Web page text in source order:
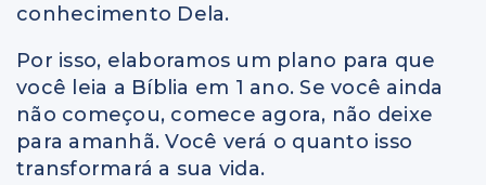
conhecimento Dela.
Por isso, elaboramos um plano para que
você leia a Bíblia em 1 ano. Se você ainda
não começou, comece agora, não deixe
para amanhã. Você verá o quanto isso
transformará a sua vida.